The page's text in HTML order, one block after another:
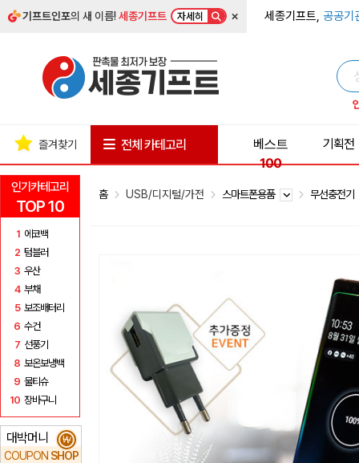
기프트인포의 새 이름!세종기프트 자세히 × 세종기프트, 공공기
인기카테고리
TOP 10
1 에코백
2 텀블러
3 우산
4 부채
5 보조배터리
6 수건
7 선풍기
8 보온보냉백
9 물티슈
10 장바구니
대박머니
COUPON SHOP
₩
즐겨찾기 전체 카테고리
베스트
100
기획전
홈 USB/디지털/가전 스마트폰용품 무선충전기